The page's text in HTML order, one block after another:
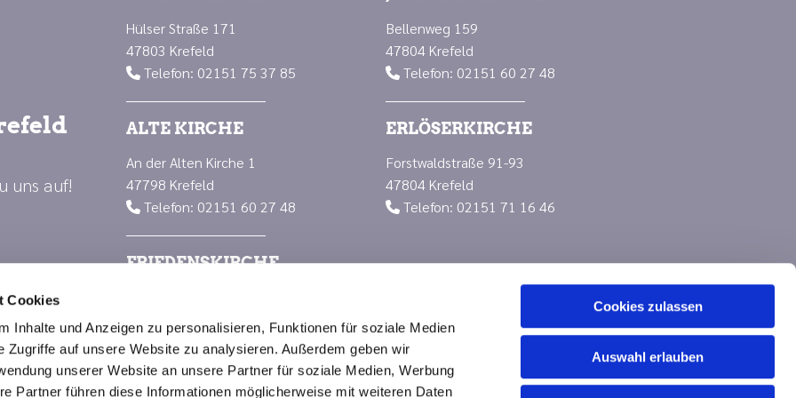
Cookies
Inhalte und Anzeigen zu personalisieren, Funktionen für soziale Medien
Zugriffe auf unsere Website zu analysieren. Außerdem geben wir
unserer Website an unsere Partner für soziale Medien, Werbung
Partner führen diese Informationen möglicherweise mit weiteren Daten
Cookies zulassen
Auswahl erlauben
uns auf!
Hülser Straße 171
47803 Krefeld
Telefon: 02151 75 37 85
ALTE KIRCHE
An der Alten Kirche 1
47798 Krefeld
Telefon: 02151 60 27 48
FRIEDENSKIRCHE
 Telefon: 02151 66 88 23
Bellenweg 159
47804 Krefeld
 Telefon: 02151 60 27 48
ERLÖSERKIRCHE
Forstwaldstraße 91-93
47804 Krefeld
 Telefon: 02151 71 16 46